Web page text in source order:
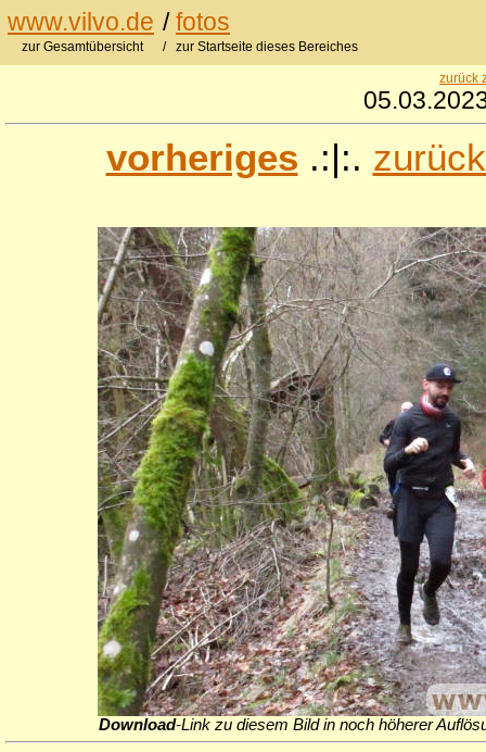
www.vilvo.de /fotos
zur Gesamtübersicht / zur Startseite dieses Bereiches
zurück
vorheriges .:|:.
Download-Link zu diesem Bild in noch höherer